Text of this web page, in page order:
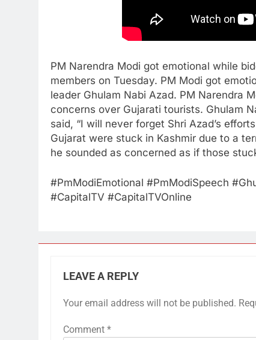
PM Narendra Modi got emotional while
members on Tuesday. PM Modi got
leader Ghulam Nabi Azad. PM Narendra
concerns over Gujarati tourists. Ghulam
said, “I will never forget Shri Azad’s
Gujarat were stuck in Kashmir due to a
he sounded as concerned as if those
#PmModiEmotional​ #PmModiSpeech​
#CapitalTV​ #CapitalTVOnline
LEAVE A REPLY
Your email address will not be published.
Comment *